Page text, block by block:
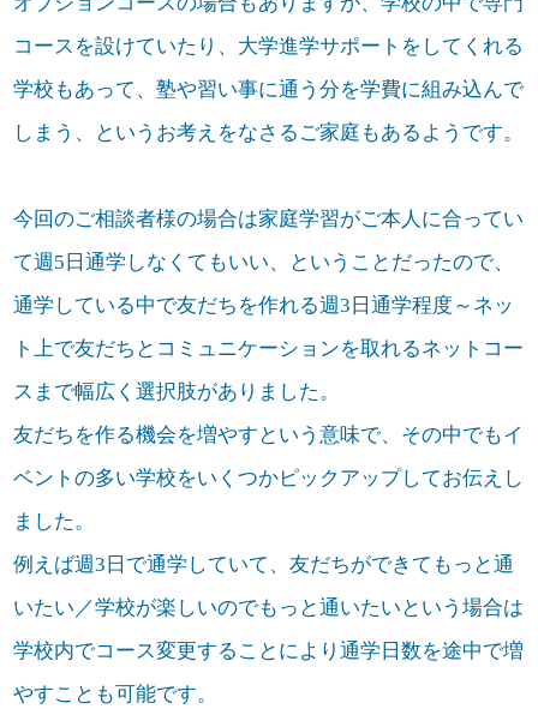
コースを設けていたり、大学進学サポートをしてくれる
学校もあって、塾や習い事に通う分を学費に組み込んで
しまう、というお考えをなさるご家庭もあるようです。
今回のご相談者様の場合は家庭学習がご本人に合ってい
て週5日通学しなくてもいい、ということだったので、
通学している中で友だちを作れる週3日通学程度～ネッ
ト上で友だちとコミュニケーションを取れるネットコー
スまで幅広く選択肢がありました。
友だちを作る機会を増やすという意味で、その中でもイ
ベントの多い学校をいくつかピックアップしてお伝えし
ました。
例えば週3日で通学していて、友だちができてもっと通
いたい／学校が楽しいのでもっと通いたいという場合は
学校内でコース変更することにより通学日数を途中で増
やすことも可能です。